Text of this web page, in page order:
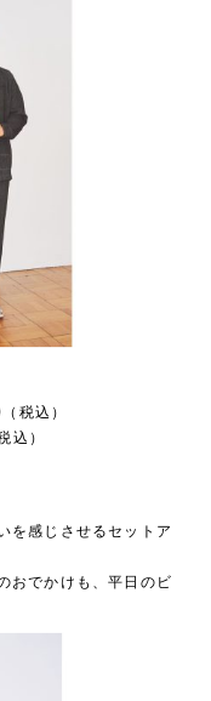
税込）
込）
を感じさせるセットア
おでかけも、平日のビ